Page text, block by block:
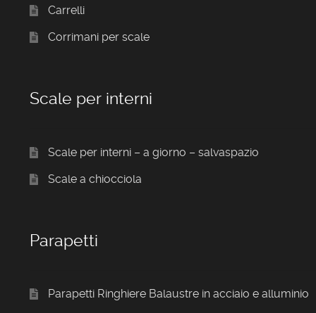
Carrelli
Corrimani per scale
Scale per interni
Scale per interni – a giorno – salvaspazio
Scale a chiocciola
Parapetti
Parapetti Ringhiere Balaustre in acciaio e alluminio